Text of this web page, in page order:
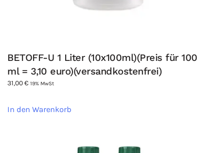
BETOFF-U 1 Liter (10x100ml)(Preis für 100
ml = 3,10 euro)(versandkostenfrei)
31,00€ 19% MwSt
In den Warenkorb